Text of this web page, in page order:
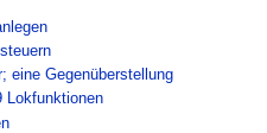
eine Gegenüberstellung
Lokfunktionen